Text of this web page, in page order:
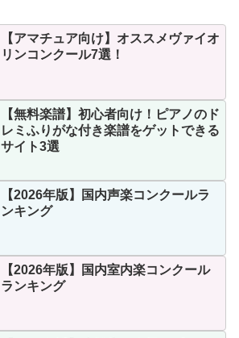
【アマチュア向け】オススメヴァイオ
リンコンクール7選！
【無料楽譜】初心者向け！ピアノのド
レミふりがな付き楽譜をゲットできる
サイト3選
【2026年版】国内声楽コンクールラ
ンキング
【2026年版】国内室内楽コンクール
ランキング